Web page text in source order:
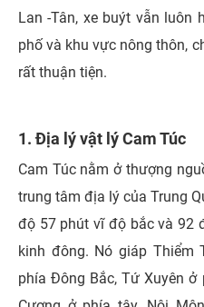
Lan -Tân, xe buýt vẫn luôn
phố và khu vực nông thôn,
rất thuận tiện.
1. Địa lý vật lý Cam Túc
Cam Túc nằm ở thượng
trung tâm địa lý của Trung
độ 57 phút vĩ độ bắc và 92
kinh đông. Nó giáp Thiểm
phía Đông Bắc, Tứ Xuyên ở